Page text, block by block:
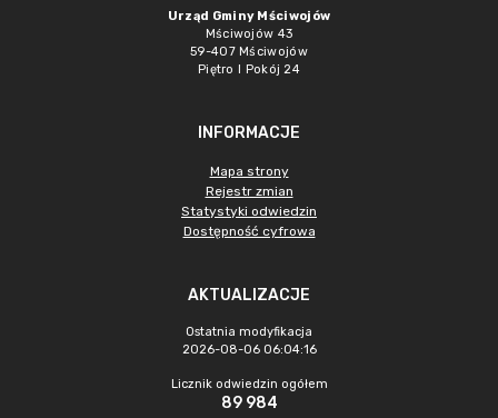
Urząd Gminy Mściwojów
Mściwojów 43
59-407 Mściwojów
Piętro I Pokój 24
INFORMACJE
Mapa strony
Rejestr zmian
Statystyki odwiedzin
Dostępność cyfrowa
AKTUALIZACJE
Ostatnia modyfikacja
2026-08-06 06:04:16
Licznik odwiedzin ogółem
89 984